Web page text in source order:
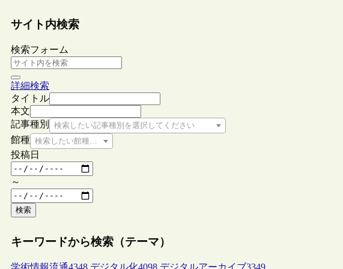
サイト内検索
検索フォーム
詳細検索
タイトル
本文
記事種別
検索したい記事種別を選択してください
館種 検索したい館種を選択してください
投稿日
～
検索
キーワードから検索（テーマ）
学術情報流通4348 デジタル化4098 デジタルアーカイブ3349